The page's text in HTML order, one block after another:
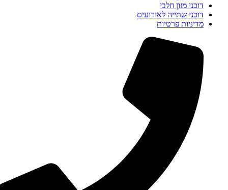
דוכני מזון חלבי
דוכני שתייה לאירועים
מדיניות פרטיות